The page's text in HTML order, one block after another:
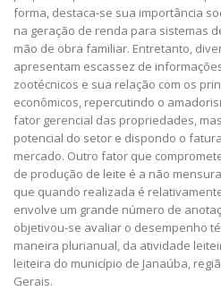
forma, destaca-se sua importância
na geração de renda para sistemas
mão de obra familiar. Entretanto,
apresentam escassez de
zootécnicos e sua relação com os
econômicos, repercutindo o
fator gerencial das propriedades,
potencial do setor e dispondo o
mercado. Outro fator que
de produção de leite é a não
que quando realizada é
envolve um grande número de
objetivou-se avaliar o desempenho
maneira plurianual, da atividade
leiteira do município de Janaúba,
Gerais.